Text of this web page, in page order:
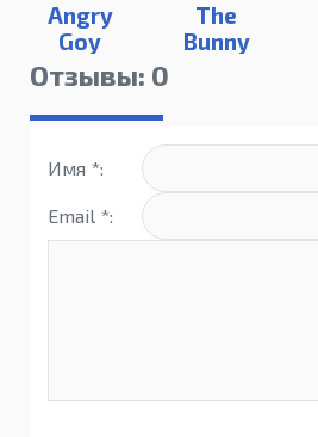
Angry
Goy
The
Bunny
Graveyard
Отзывы: 0
Имя *:
Email *: